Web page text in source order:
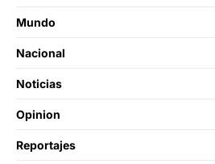
Mundo
Nacional
Noticias
Opinion
Reportajes